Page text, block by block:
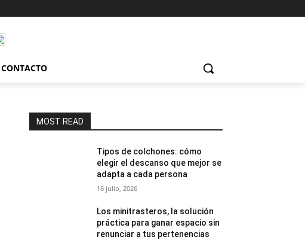
CONTACTO
MOST READ
Tipos de colchones: cómo
elegir el descanso que mejor se
adapta a cada persona
16 julio, 2026
Los minitrasteros, la solución
práctica para ganar espacio sin
renunciar a tus pertenencias